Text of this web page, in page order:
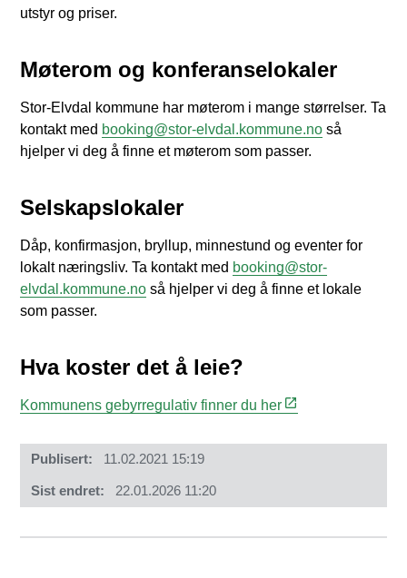
utstyr og priser.
Møterom og konferanselokaler
Stor-Elvdal kommune har møterom i mange størrelser. Ta
kontakt med booking@stor-elvdal.kommune.no så
hjelper vi deg å finne et møterom som passer.
Selskapslokaler
Dåp, konfirmasjon, bryllup, minnestund og eventer for
lokalt næringsliv. Ta kontakt med booking@stor-
elvdal.kommune.no så hjelper vi deg å finne et lokale
som passer.
Hva koster det å leie?
Kommunens gebyrregulativ finner du her
Publisert 11.02.2021 15:19
Sist endret 22.01.2026 11:20